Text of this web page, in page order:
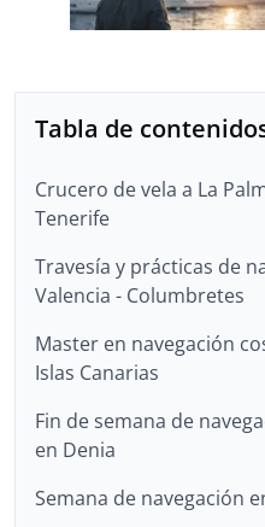
Tabla de
Crucero de vela a La
Tenerife
Travesía y prácticas de
Valencia - Columbretes
Master en navegación
Islas Canarias
Fin de semana de
en Denia
Semana de navegación